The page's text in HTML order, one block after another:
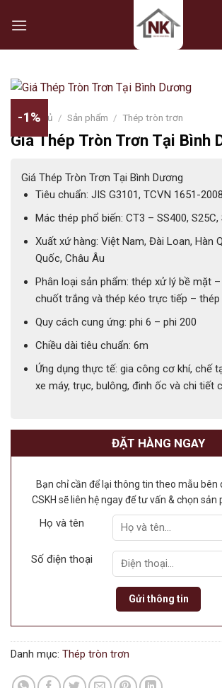
-1%
Trang chủ / Sản phẩm / Thép tròn trơn
Giá Thép Tròn Trơn Tại Bình
Giá Thép Tròn Trơn Tại Bình Dương
Tiêu chuẩn: JIS G3101, TCVN 1651-2008
Mác thép phổ biến: CT3 – SS400, S25C,
Xuất xứ hàng: Việt Nam, Đài Loan, Hàn
Quốc, Châu Âu
Phân loại sản phẩm: thép xử lý bề mặt
chuốt trắng và thép kéo trực tiếp –
Quy cách cung ứng: phi 6 – phi 200
Chiều dài tiêu chuẩn: 6m
Ứng dụng thực tế: gia công cơ khí, chế
xe máy, trục, bulông, đinh ốc và chi tiết
ĐẶT HÀNG NGAY
Bạn chỉ cần để lại thông tin theo mẫu bên
CSKH sẽ liên hệ ngay để tư vấn & chọn sản
Họ và tên
Số điện thoại
Danh mục: Thép tròn trơn